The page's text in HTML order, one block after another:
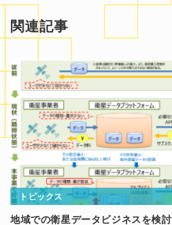
関連記事
トピックス
地域での衛星データビジネスを検